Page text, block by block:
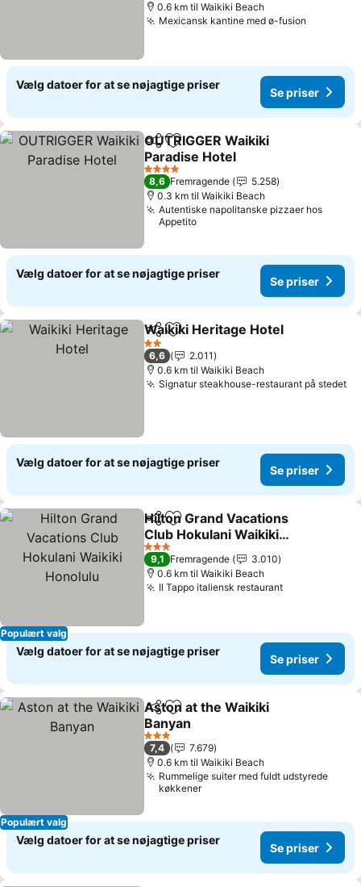
0.6 km til Waikiki Beach
Mexicansk kantine med ø-fusion
Vælg datoer for at se nøjagtige priser
Se priser
Del Føj til favoritter
OUTRIGGER Waikiki
Paradise Hotel
4 Stjerner
8,6 Fremragende
5.258
0.3 km til Waikiki Beach
Autentiske napolitanske pizzaer hos
Appetito
Vælg datoer for at se nøjagtige priser
Se priser
Del Føj til favoritter
Waikiki Heritage Hotel
2 Stjerner
6,6
2.011
0.6 km til Waikiki Beach
Signatur steakhouse-restaurant på stedet
Vælg datoer for at se nøjagtige priser
Se priser
Populært valg
Del Føj til favoritter
Hilton Grand Vacations
Club Hokulani Waikiki
Honolulu
3 Stjerner
9,1 Fremragende
3.010
0.6 km til Waikiki Beach
Il Tappo italiensk restaurant
Vælg datoer for at se nøjagtige priser
Se priser
Populært valg
Del Føj til favoritter
Aston at the Waikiki
Banyan
3 Stjerner
7,4
7.679
0.6 km til Waikiki Beach
Rummelige suiter med fuldt udstyrede
køkkener
Vælg datoer for at se nøjagtige priser
Se priser